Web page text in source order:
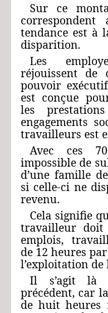
Sur ce
tendance est à
disparition.
Les
réjouissent de
pouvoir
est conçue
les
engagements
travailleurs est
Avec ces
impossible de
d’une famille
si celle-ci ne
revenu.
Cela signifie
travailleur doit
emplois,
de 12 heures
l’exploitation de
Il s’agit là
précédent, car
de huit heures